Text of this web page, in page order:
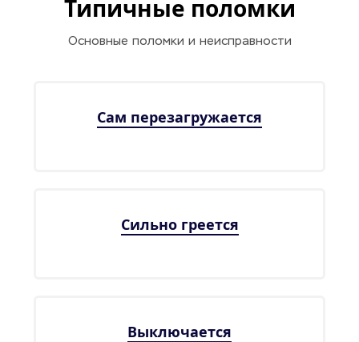
Типичные поломки
Основные поломки и неисправности
Сам перезагружается
Сильно греется
Выключается